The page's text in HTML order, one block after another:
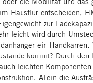
Hausflur entscheiden,
zur
leicht wird durch
ein Handkarren.
kommt? Durch den
leichten Komponenten
Allein die